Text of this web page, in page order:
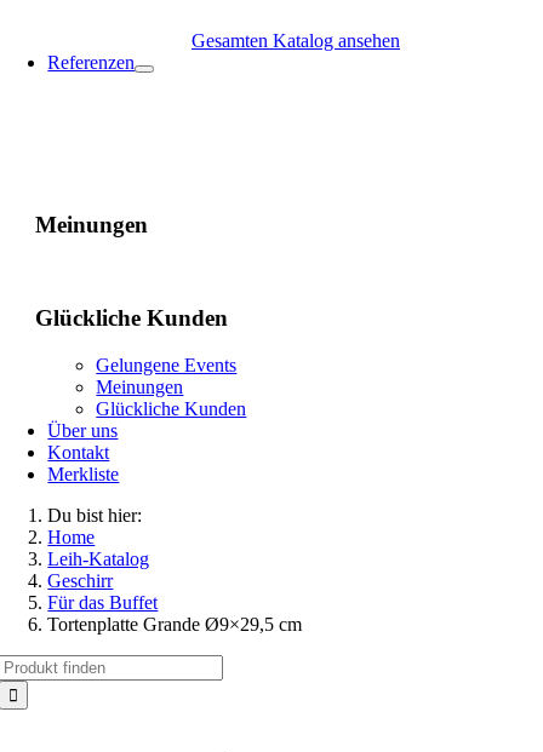
Gesamten Katalog ansehen
Referenzen
Meinungen
Glückliche Kunden
Gelungene Events
Meinungen
Glückliche Kunden
Über uns
Kontakt
Merkliste
Du bist hier:
Home
Leih-Katalog
Geschirr
Für das Buffet
Tortenplatte Grande Ø9×29,5 cm